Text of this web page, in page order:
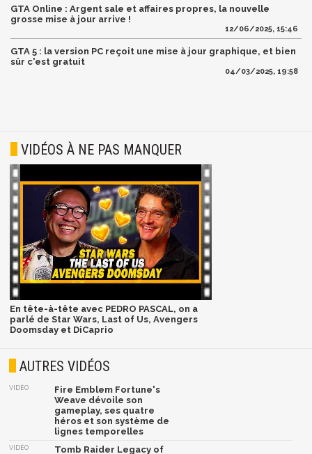
GTA Online : Argent sale et affaires propres, la nouvelle
grosse mise à jour arrive !
12/06/2025, 15:46
GTA 5 : la version PC reçoit une mise à jour graphique, et bien
sûr c'est gratuit
04/03/2025, 19:58
VIDÉOS À NE PAS MANQUER
En tête-à-tête avec PEDRO PASCAL, on a
parlé de Star Wars, Last of Us, Avengers
Doomsday et DiCaprio
AUTRES VIDÉOS
VIDÉO
Fire Emblem Fortune's
Weave dévoile son
gameplay, ses quatre
héros et son système de
lignes temporelles
VIDÉO Tomb Raider Legacy of